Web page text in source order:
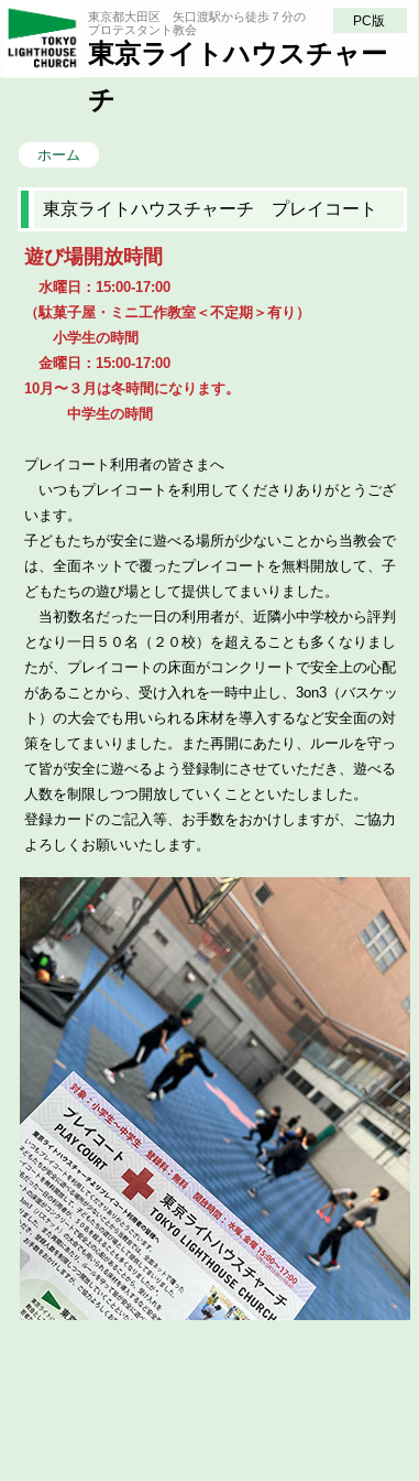
東京都大田区 矢口渡駅から徒歩７分の
プロテスタント教会
東京ライトハウスチャー
チ
PC版
ホーム
東京ライトハウスチャーチ プレイコート
遊び場開放時間
水曜日：15:00-17:00
（駄菓子屋・ミニ工作教室＜不定期＞有り）
小学生の時間
金曜日：15:00-17:00
10月〜３月は冬時間になります。
中学生の時間
プレイコート利用者の皆さまへ
いつもプレイコートを利用してくださりありがとうござ
います。
子どもたちが安全に遊べる場所が少ないことから当教会で
は、全面ネットで覆ったプレイコートを無料開放して、子
どもたちの遊び場として提供してまいりました。
当初数名だった一日の利用者が、近隣小中学校から評判
となり一日５０名（２０校）を超えることも多くなりまし
たが、プレイコートの床面がコンクリートで安全上の心配
があることから、受け入れを一時中止し、3on3（バスケッ
ト）の大会でも用いられる床材を導入するなど安全面の対
策をしてまいりました。また再開にあたり、ルールを守っ
て皆が安全に遊べるよう登録制にさせていただき、遊べる
人数を制限しつつ開放していくことといたしました。
登録カードのご記入等、お手数をおかけしますが、ご協力
よろしくお願いいたします。